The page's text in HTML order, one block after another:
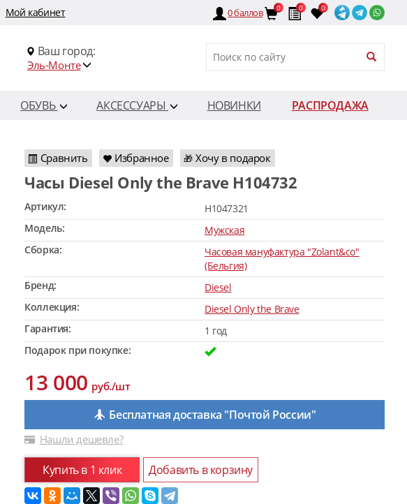
Мой кабинет 0баллов 0 0 0
Ваш город:
Эль-Монте
ОБУВЬ АКСЕССУАРЫ НОВИНКИ
РАСПРОДАЖА
Сравнить Избранное 🎁 Хочу в подарок
Часы Diesel Only the Brave H104732
Артикул:
H1047321
Модель:
Мужская
Сборка:
Часовая мануфактура "Zolant&co"
(Бельгия)
Бренд:
Diesel
Коллекция:
Diesel Only the Brave
Гарантия:
1 год
Подарок при покупке:
13 000руб./шт
Бесплатная доставка "Почтой России"
Нашли дешевле?
Купить в 1 клик Добавить в корзину